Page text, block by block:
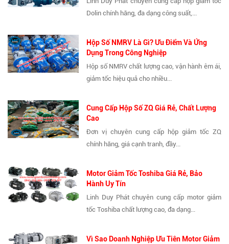
Dolin chính hãng, đa dạng công suất,...
Hộp Số NMRV Là Gì? Ưu Điểm Và Ứng
Dụng Trong Công Nghiệp
Hộp số NMRV chất lượng cao, vận hành êm ái,
giảm tốc hiệu quả cho nhiều...
Cung Cấp Hộp Số ZQ Giá Rẻ, Chất Lượng
Cao
Đơn vị chuyên cung cấp hộp giảm tốc ZQ
chính hãng, giá cạnh tranh, đầy...
Motor Giảm Tốc Toshiba Giá Rẻ, Bảo
Hành Uy Tín
Linh Duy Phát chuyên cung cấp motor giảm
tốc Toshiba chất lượng cao, đa dạng...
Vì Sao Doanh Nghiệp Ưu Tiên Motor Giảm